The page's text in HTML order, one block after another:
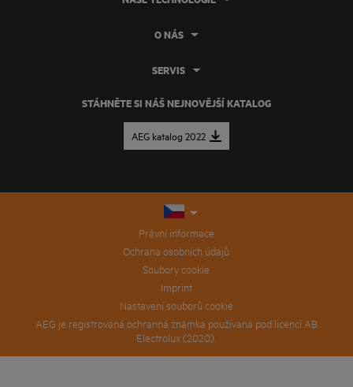
STÁHNĚTE SI NÁŠ NEJNOVĚJŠÍ KATALOG
AEG katalog 2022
O NÁS
SERVIS
Právní informace
Ochrana osobních údajů
Soubory cookie
Imprint
Nastavení souborů cookie
AEG je registrovaná ochranná známka používaná pod licencí AB
Electrolux (2020).